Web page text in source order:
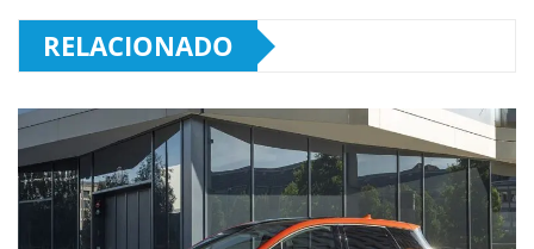
RELACIONADO